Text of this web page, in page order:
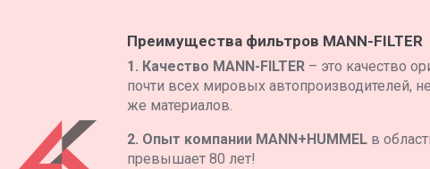
Преимущества фильтров MANN-FILTER
1. Качество MANN-FILTER – это качество
почти всех мировых автопроизводителей,
же материалов.
2. Опыт компании MANN+HUMMEL в
превышает 80 лет!